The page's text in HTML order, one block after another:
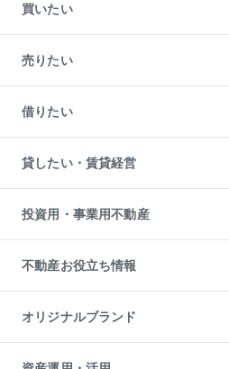
買いたい
新築・分譲マンションの購入
中古マンションの購入
一戸建ての購入
中古一戸建ての購入
不動産購入の流れ
注目キーワード物件特集
購入ガイド
English 繁体中文簡体中文
売りたい
一戸建ての売却・査定
土地の売却・査定
スピードAI査定
不動産査定について
不動産売却の流れ
不動産買換えの流れ
売却ガイド
借りたい
オフィス・店舗の賃貸
借りるときの流れ
借りるガイド
貸したい・賃貸経営
マンション賃料データ
賃貸管理プラン
リロケーションについて
貸すガイド
投資用・事業用不動産
事業用不動産
マンション投資
投資用マンション
アパート経営
収益物件
ビル購入（ビル一棟）
不動産お役立ち情報
マンションライブラリー
人気マンションランキング
暮らしに役立つ不動産メディア
オリジナルブランド
一棟リノベーションマンション